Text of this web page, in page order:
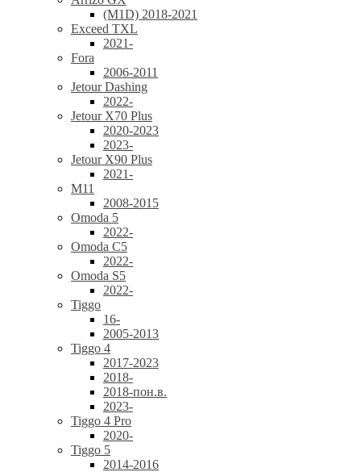
(M1D) 2018-2021
Exceed TXL
2021-
Fora
2006-2011
Jetour Dashing
2022-
Jetour X70 Plus
2020-2023
2023-
Jetour X90 Plus
2021-
M11
2008-2015
Omoda 5
2022-
Omoda C5
2022-
Omoda S5
2022-
Tiggo
16-
2005-2013
Tiggo 4
2017-2023
2018-
2018-пон.в.
2023-
Tiggo 4 Pro
2020-
Tiggo 5
2014-2016